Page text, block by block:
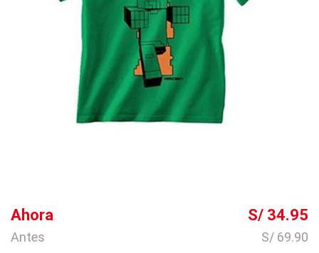
Ahora S/ 34.95
Antes S/ 69.90